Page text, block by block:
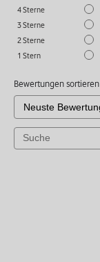
4Sterne
3Sterne
2Sterne
1 Stern
Bewertungen sortieren